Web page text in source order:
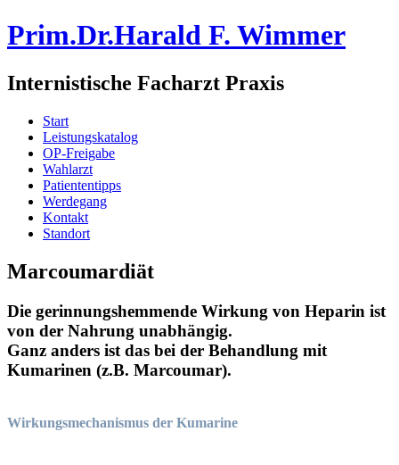
Prim.Dr.Harald F. Wimmer
Internistische Facharzt Praxis
Start
Leistungskatalog
OP-Freigabe
Wahlarzt
Patiententipps
Werdegang
Kontakt
Standort
Marcoumardiät
Die gerinnungshemmende Wirkung von Heparin ist
von der Nahrung unabhängig.
Ganz anders ist das bei der Behandlung mit
Kumarinen (z.B. Marcoumar).
Wirkungsmechanismus der Kumarine